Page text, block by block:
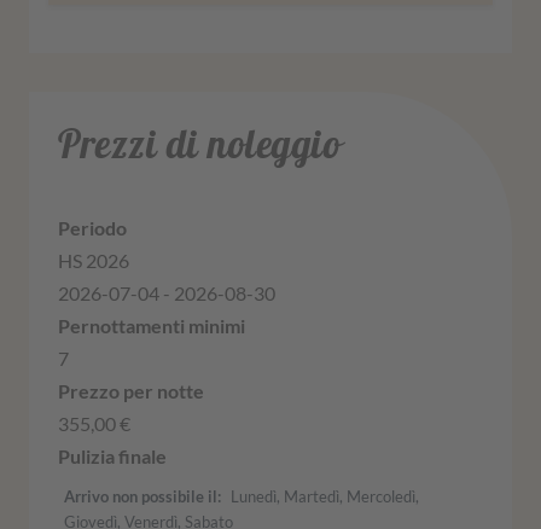
Prezzi di noleggio
HS 2026
2026-07-04 - 2026-08-30
7
355,00 €
Arrivo non possibile il
Lunedì, Martedì, Mercoledì,
Giovedì, Venerdì, Sabato